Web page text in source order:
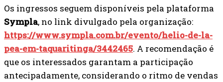
Os ingressos seguem disponíveis pela plataforma
Sympla, no link divulgado pela organização:
https://www.sympla.com.br/evento/helio-de-la-
pea-em-taquaritinga/3442465. A recomendação é
que os interessados garantam a participação
antecipadamente, considerando o ritmo de vendas